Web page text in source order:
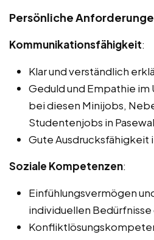
Persönliche
Kommunikationsfähigkeit:
Klar und verständlich
Geduld und Empathie im
bei diesen Minijobs,
Studentenjobs in
Gute Ausdrucksfähigkeit
Soziale Kompetenzen:
Einfühlungsvermögen
individuellen Bedürfnisse